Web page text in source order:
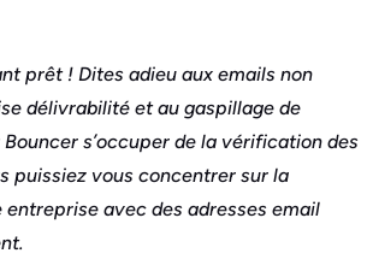
prêt ! Dites adieu aux emails non
délivrabilité et au gaspillage de
s’occuper de la vérification des
puissiez vous concentrer sur la
avec des adresses email